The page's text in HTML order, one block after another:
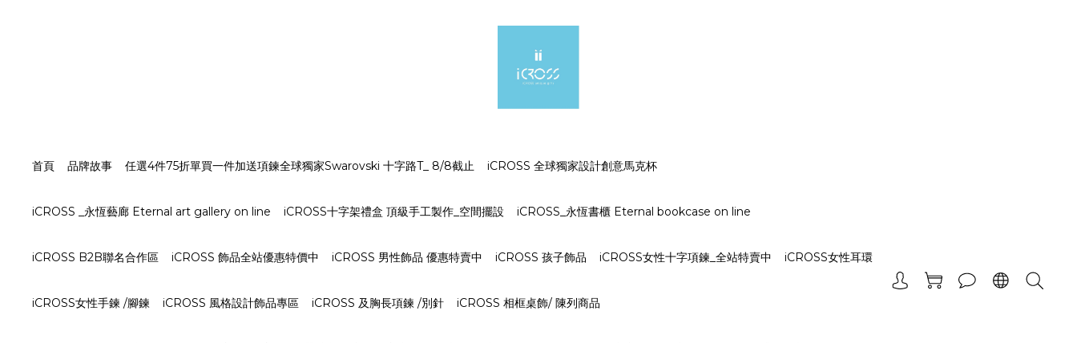
首頁 品牌故事 任選4件75折單買一件加送項鍊全球獨家Swarovski 十字路T_ 8/8截止 iCROSS 全球獨家設計創意馬克杯
iCROSS _永恆藝廊 Eternal art gallery on line iCROSS十字架禮盒 頂級手工製作_空間擺設 iCROSS_永恆書櫃 Eternal bookcase on line
iCROSS B2B聯名合作區 iCROSS 飾品全站優惠特價中 iCROSS 男性飾品 優惠特賣中 iCROSS 孩子飾品 iCROSS女性十字項鍊_全站特賣中 iCROSS女性耳環
iCROSS女性手鍊 /腳鍊 iCROSS 風格設計飾品專區 iCROSS 及胸長項鍊 /別針 iCROSS 相框桌飾/ 陳列商品